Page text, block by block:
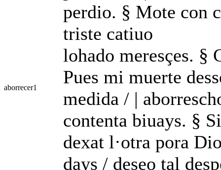
perdio. § Mote con
triste catiuo
aborrecer1
lohado meresçes. §
Pues mi muerte
medida / |
contenta biuays. §
dexat l·otra pora
days / deseo tal